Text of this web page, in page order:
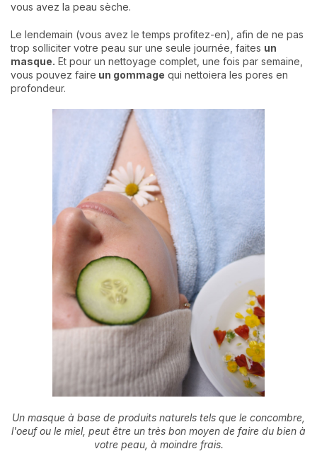
vous avez la peau sèche.
Le lendemain (vous avez le temps profitez-en), afin de ne pas
trop solliciter votre peau sur une seule journée, faites un
masque. Et pour un nettoyage complet, une fois par semaine,
vous pouvez faire un gommage qui nettoiera les pores en
profondeur.
Un masque à base de produits naturels tels que le concombre,
l'oeuf ou le miel, peut être un très bon moyen de faire du bien à
votre peau, à moindre frais.